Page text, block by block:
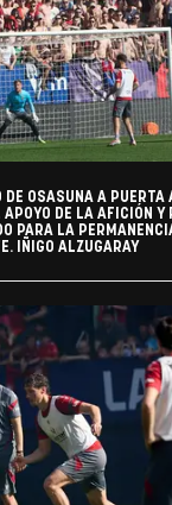
DE OSASUNA A PUERTA
DE LA AFICIÓN Y
PARA LA
IÑIGO ALZUGARAY